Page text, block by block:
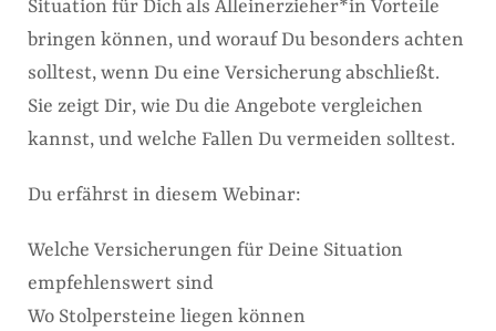
Situation für Dich als Alleinerzieher*in Vorteile
bringen können, und worauf Du besonders achten
solltest, wenn Du eine Versicherung abschließt.
Sie zeigt Dir, wie Du die Angebote vergleichen
kannst, und welche Fallen Du vermeiden solltest.
Du erfährst in diesem Webinar:
Welche Versicherungen für Deine Situation
empfehlenswert sind
Wo Stolpersteine liegen können